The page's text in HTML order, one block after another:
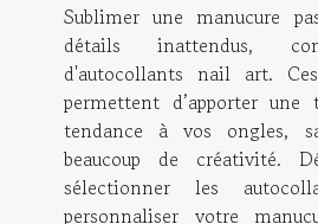
Sublimer une manucure
détails inattendus,
d'autocollants nail art.
permettent d’apporter
tendance à vos ongles,
beaucoup de créativité.
sélectionner les
personnaliser votre